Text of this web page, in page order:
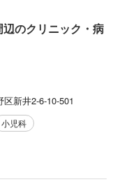
のクリニック・病
新井2-6-10-501
小児科